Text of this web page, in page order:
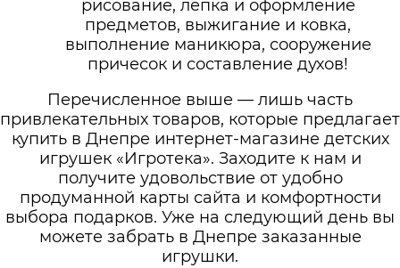
рисование, лепка и оформление
предметов, выжигание и ковка,
выполнение маникюра, сооружение
причесок и составление духов!
Перечисленное выше — лишь часть
привлекательных товаров, которые предлагает
купить в Днепре интернет-магазине детских
игрушек «Игротека». Заходите к нам и
получите удовольствие от удобно
продуманной карты сайта и комфортности
выбора подарков. Уже на следующий день вы
можете забрать в Днепре заказанные
игрушки.